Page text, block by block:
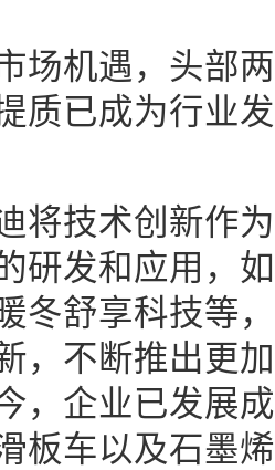
场机遇，头部
质已成为行业
将技术创新作
研发和应用，
冬舒享科技等
，不断推出更
，企业已发展
板车以及石墨